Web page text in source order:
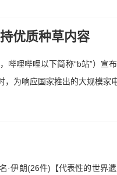
优质种草内容
哔哩哔哩以下简称“b站”）宣
，为响应国家推出的大规模家
·伊朗(26件)【代表性的世界